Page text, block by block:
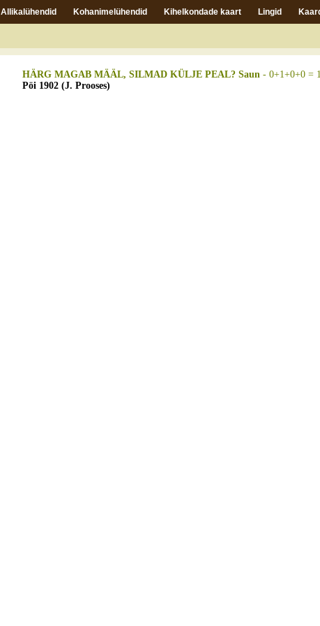
Allikalühendid Kohanimelühendid Kihelkondade kaart Lingid
HÄRG MAGAB MÄÄL, SILMAD KÜLJE PEAL? Saun - 0+1+0+0 =
Pöi 1902 (J. Prooses)